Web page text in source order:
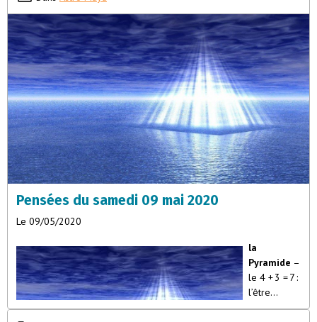
Pensées du samedi 09 mai 2020
Le 09/05/2020
la
Pyramide –
le 4 + 3 = 7 :
l’être
vivant”La